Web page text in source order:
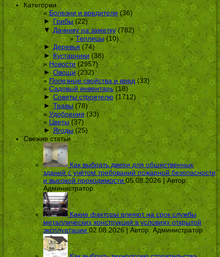
Категории
Болезни и вредители(36)
► Грибы(22)
▼ Дачнику на заметку (782)
Теплицы(10)
► Деревья (74)
► Кустарники (38)
Новости(2957)
► Овощи(232)
Полезные свойства и вред(33)
Садовый инвентарь(18)
► Советы строителю(1712)
► Травы(78)
Удобрения(33)
Цветы(37)
► Ягоды(25)
Свежие статьи
Как выбрать двери для общественных
зданий с учётом требований пожарной безопасности
и высокой проходимости 05.08.2026 | Автор:
Администратор
Какие факторы влияют на срок службы
металлических конструкций в условиях открытой
эксплуатации 02.08.2026 | Автор:Администратор